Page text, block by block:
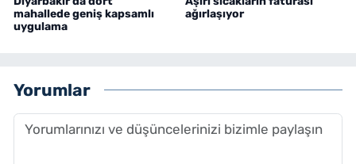
mahallede geniş kapsamlı
uygulama
ağırlaşıyor
Yorumlar